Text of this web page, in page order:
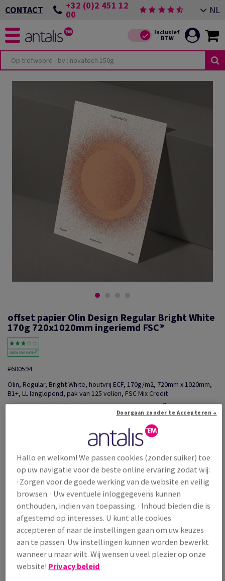
CONTACT +32 (0)2 451 12
00 NL
offset papier Olin Design Regular Bright White
170g 720x1020mm ingeriemd FSC®
#600594
Olin, Regular, Bright White, houtvrij ECF, 170g/m2, 720mm x 1020mm,
B1+, LL langlopend, pak van 125 vellen, FSC Mix Credit
Extra productinformatie
Delen via e-mail
Promotie: Tijdelijke aanbieding! Tot wel 20% korting o...
Prijs incl. BTW
€ 1 721,15 22,21% OFF
Promoprijs incl. BTW
€ 1 338,84
/ 1 000 Vel
(125 kg )
VERWACHTE LEVERING 10/08/2026
Verpakkingsaantallen
Pak
Hallo en welkom! We passen cookies (zonder suiker) toe
op uw navigatie voor de beste online ervaring zodat wij:
· Zorgen voor de goede werking van de website en veilig
browsen. · Uw eventuele inloggegevens kunnen
onthouden, indien van toepassing. · Inhoud bieden die is
afgestemd op interesses. U kunt alle cookies
accepteren of naar de instellingen gaan om uw keuzes
aan te passen. Uw instellingen kunnen worden bewerkt
wanneer u maar wilt. Wij wensen u veel plezier op onze
website! Privacy beleid
Doorgaan zonder te Accepteren →